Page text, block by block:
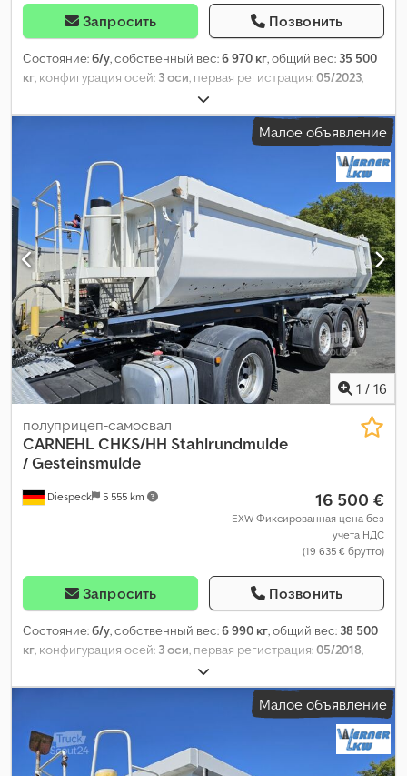
Запросить Позвонить
Состояние:б/у, собственный вес:6 970 кг, общий вес: 35 500
кг, конфигурация осей: 3 оси, первая регистрация:05/2023,
9 200 мм
загрузки:2 430 мм, высота грузового отсека:2 400 мм, объем
, размер шины:385/65 R22,5,
Малое объявление
1 / 16
Diespeck 5 555 km
полуприцеп-самосвал
CARNEHL CHKS/HH Stahlrundmulde
/ Gesteinsmulde
16 500 €
EXW Фиксированная цена без
учета НДС
(19 635 € брутто)
Запросить Позвонить
Состояние:б/у, собственный вес:6 990 кг, общий вес: 38 500
кг , конфигурация осей: 3 оси , первая регистрация:05/2018
7 350 мм
загрузки:2 340 мм, высота грузового отсека:1 460 мм, объем
, размер шины:385/65 R22,5,
колесная база: 1 310 мм ABS,
Малое объявление